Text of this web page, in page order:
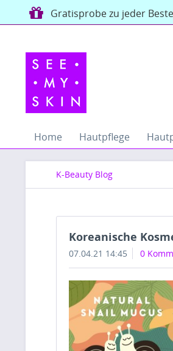
Gratisprobe zu jeder
Home Hautpflege
K-Beauty Blog
Koreanische
07.04.21 14:45 0